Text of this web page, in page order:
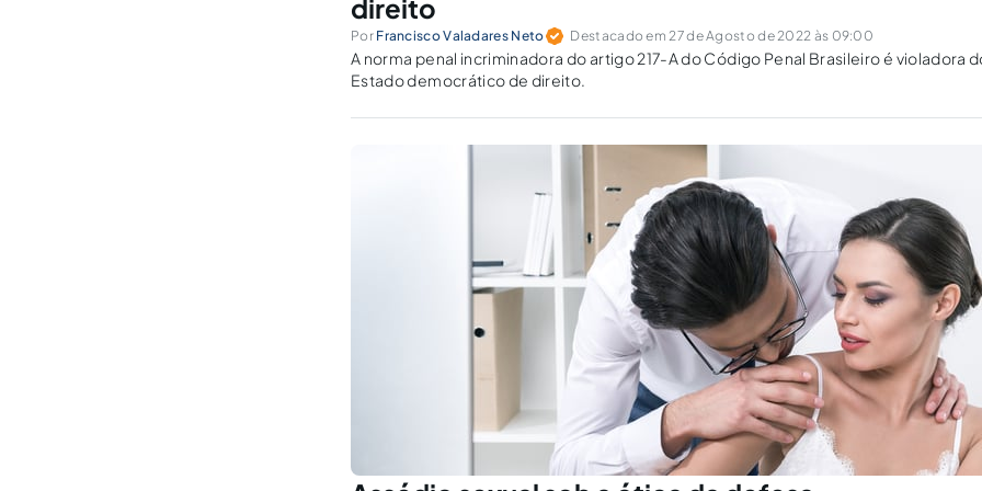
direito
Por Francisco Valadares Neto Destacado em 27 de Agosto de 2022 às 09:00
A norma penal incriminadora do artigo 217-A do Código Penal Brasileiro é violadora
Estado democrático de direito.